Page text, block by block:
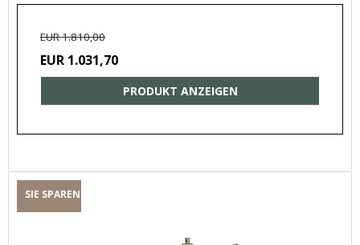
EUR 1.810,00
EUR 1.031,70
PRODUKT ANZEIGEN
SIE SPAREN